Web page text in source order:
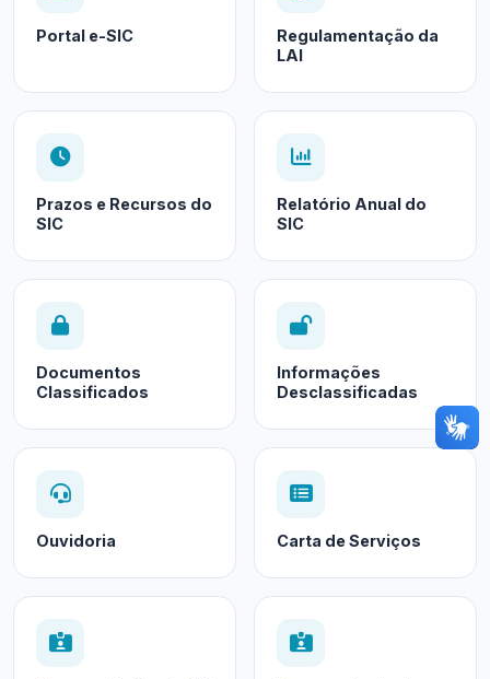
Portal e-SIC
Regulamentação da
LAI
Prazos e Recursos do
SIC
Relatório Anual do
SIC
Documentos
Classificados
Informações
Desclassificadas
Ouvidoria Carta de Serviços